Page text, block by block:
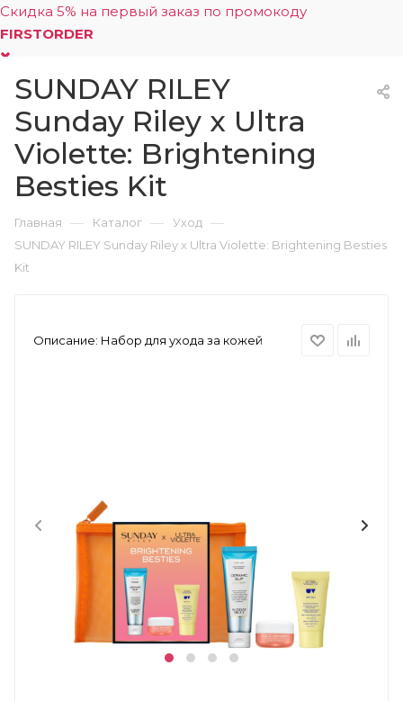
Скидка 5% на первый заказ по промокоду
FIRSTORDER
0
SUNDAY RILEY
Sunday Riley x Ultra
Violette: Brightening
Besties Kit
Главная — Каталог — Уход —
SUNDAY RILEY Sunday Riley x Ultra Violette: Brightening Besties
Kit
Описание: Набор для ухода за кожей